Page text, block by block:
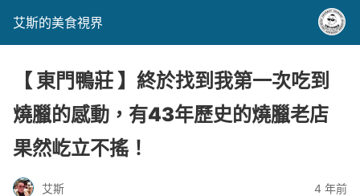
艾斯的美食視界
【 東門鴨莊 】終於找到我第一次吃到
燒臘的感動，有43年歷史的燒臘老店
果然屹立不搖！
艾斯 4 年前